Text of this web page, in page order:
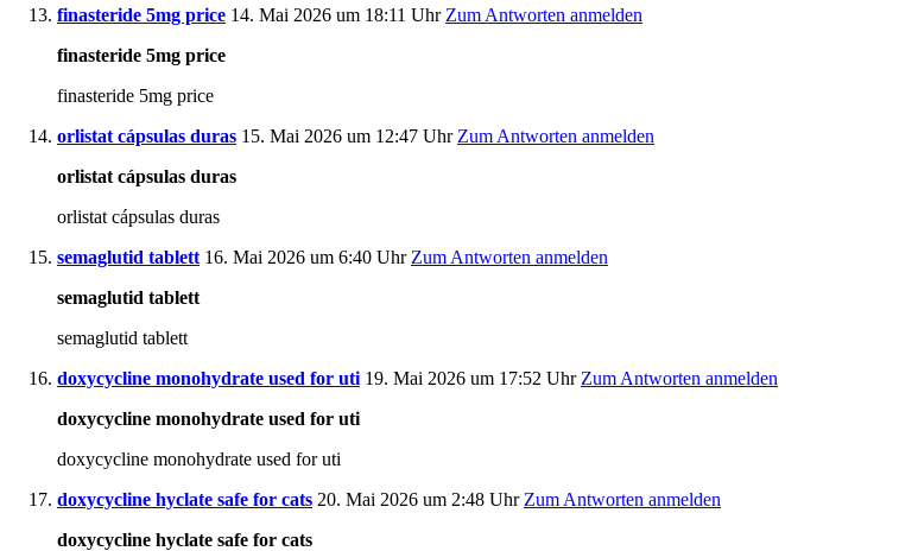
finasteride 5mg price 14. Mai 2026 um 18:11 Uhr Zum Antworten anmelden
finasteride 5mg price
finasteride 5mg price
orlistat cápsulas duras 15. Mai 2026 um 12:47 Uhr Zum Antworten anmelden
orlistat cápsulas duras
orlistat cápsulas duras
semaglutid tablett 16. Mai 2026 um 6:40 Uhr Zum Antworten anmelden
semaglutid tablett
semaglutid tablett
doxycycline monohydrate used for uti 19. Mai 2026 um 17:52 Uhr Zum Antworten anmelden
doxycycline monohydrate used for uti
doxycycline monohydrate used for uti
doxycycline hyclate safe for cats 20. Mai 2026 um 2:48 Uhr Zum Antworten anmelden
doxycycline hyclate safe for cats